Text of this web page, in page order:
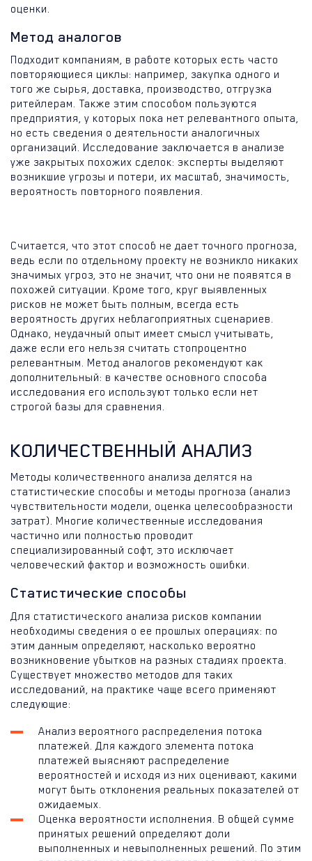
оценки.
Метод аналогов
Подходит компаниям, в работе которых есть часто
повторяющиеся циклы: например, закупка одного и
того же сырья, доставка, производство, отгрузка
ритейлерам. Также этим способом пользуются
предприятия, у которых пока нет релевантного опыта,
но есть сведения о деятельности аналогичных
организаций. Исследование заключается в анализе
уже закрытых похожих сделок: эксперты выделяют
возникшие угрозы и потери, их масштаб, значимость,
вероятность повторного появления.
Считается, что этот способ не дает точного прогноза,
ведь если по отдельному проекту не возникло никаких
значимых угроз, это не значит, что они не появятся в
похожей ситуации. Кроме того, круг выявленных
рисков не может быть полным, всегда есть
вероятность других неблагоприятных сценариев.
Однако, неудачный опыт имеет смысл учитывать,
даже если его нельзя считать стопроцентно
релевантным. Метод аналогов рекомендуют как
дополнительный: в качестве основного способа
исследования его используют только если нет
строгой базы для сравнения.
КОЛИЧЕСТВЕННЫЙ АНАЛИЗ
Методы количественного анализа делятся на
статистические способы и методы прогноза (анализ
чувствительности модели, оценка целесообразности
затрат). Многие количественные исследования
частично или полностью проводит
специализированный софт, это исключает
человеческий фактор и возможность ошибки.
Статистические способы
Для статистического анализа рисков компании
необходимы сведения о ее прошлых операциях: по
этим данным определяют, насколько вероятно
возникновение убытков на разных стадиях проекта.
Существует множество методов для таких
исследований, на практике чаще всего применяют
следующие:
Анализ вероятного распределения потока
платежей. Для каждого элемента потока
платежей выясняют распределение
вероятностей и исходя из них оценивают, какими
могут быть отклонения реальных показателей от
ожидаемых.
Оценка вероятности исполнения. В общей сумме
принятых решений определяют доли
выполненных и невыполненных решений. По этим